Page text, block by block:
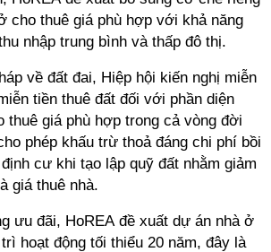
cho thuê giá phù hợp với khả năng
nhập trung bình và thấp đô thị.
về đất đai, Hiệp hội kiến nghị miễn
tiền thuê đất đối với phần diện
thuê giá phù hợp trong cả vòng đời
phép khấu trừ thoả đáng chi phí bồi
cư khi tạo lập quỹ đất nhằm giảm
giá thuê nhà.
ưu đãi, HoREA đề xuất dự án nhà ở
hoạt động tối thiểu 20 năm, đây là